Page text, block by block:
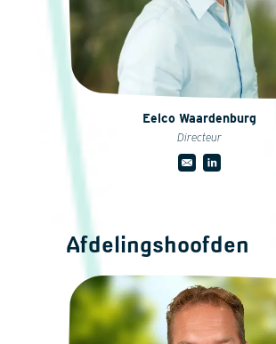
Eelco Waardenburg
Directeur
Afdelingshoofden